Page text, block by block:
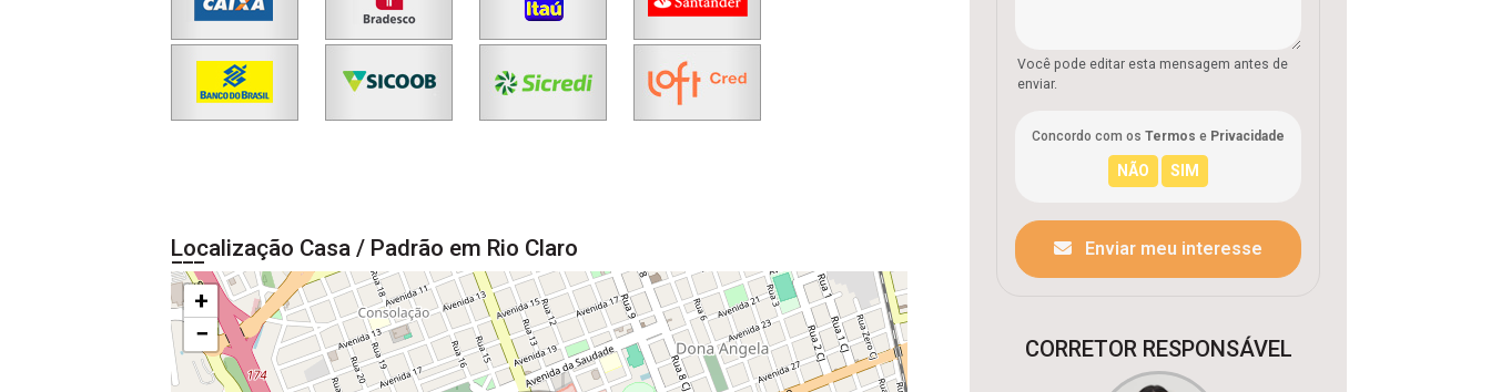
Localização Casa / Padrão em Rio Claro
+
−
Você pode editar esta mensagem antes de
enviar.
Concordo com os Termos e Privacidade
Enviar meu interesse
CORRETOR RESPONSÁVEL